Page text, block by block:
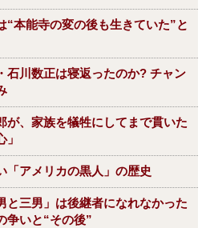
“本能寺の変の後も生きていた”と
石川数正は寝返ったのか? チャン
が、家族を犠牲にしてまで貫いた
「アメリカの黒人」の歴史
と三男」は後継者になれなかった
争いと“その後”